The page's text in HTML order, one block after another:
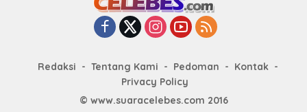
Redaksi Tentang Kami Pedoman
Kontak
Privacy Policy
© www.suaracelebes.com 2016